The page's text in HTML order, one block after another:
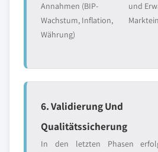
Annahmen (BIP-
Wachstum, Inflation,
Währung)
und
6. Validierung Und
Qualitätssicherung
In den letzten Phasen